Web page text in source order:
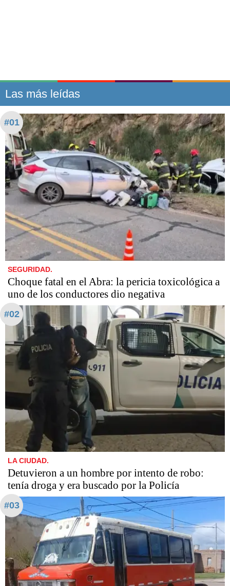
Las más leídas
#01
SEGURIDAD.
Choque fatal en el Abra: la pericia toxicológica a
uno de los conductores dio negativa
#02
LA CIUDAD.
Detuvieron a un hombre por intento de robo:
tenía droga y era buscado por la Policía
#03